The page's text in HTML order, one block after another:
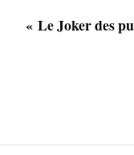
« Le Joker des